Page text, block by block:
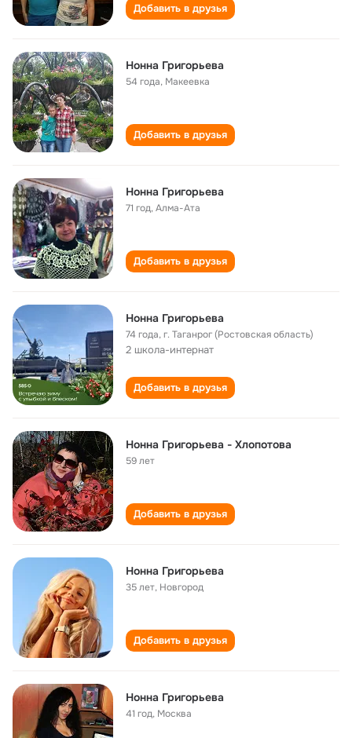
Добавить в друзья
Нонна Григорьева
54 года, Макеевка
Добавить в друзья
Нонна Григорьева
71 год,Алма-Ата
Добавить в друзья
Нонна Григорьева
74 года,г. Таганрог (Ростовская область)
2 школа-интернат
Добавить в друзья
Нонна Григорьева - Хлопотова
59 лет
Добавить в друзья
Нонна Григорьева
35 лет, Новгород
Добавить в друзья
Нонна Григорьева
41 год, Москва